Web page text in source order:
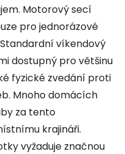
Motorový secí
pro jednorázové
víkendový
dostupný pro většinu
fyzické zvedání proti
Mnoho domácích
za tento
krajináři.
vyžaduje značnou